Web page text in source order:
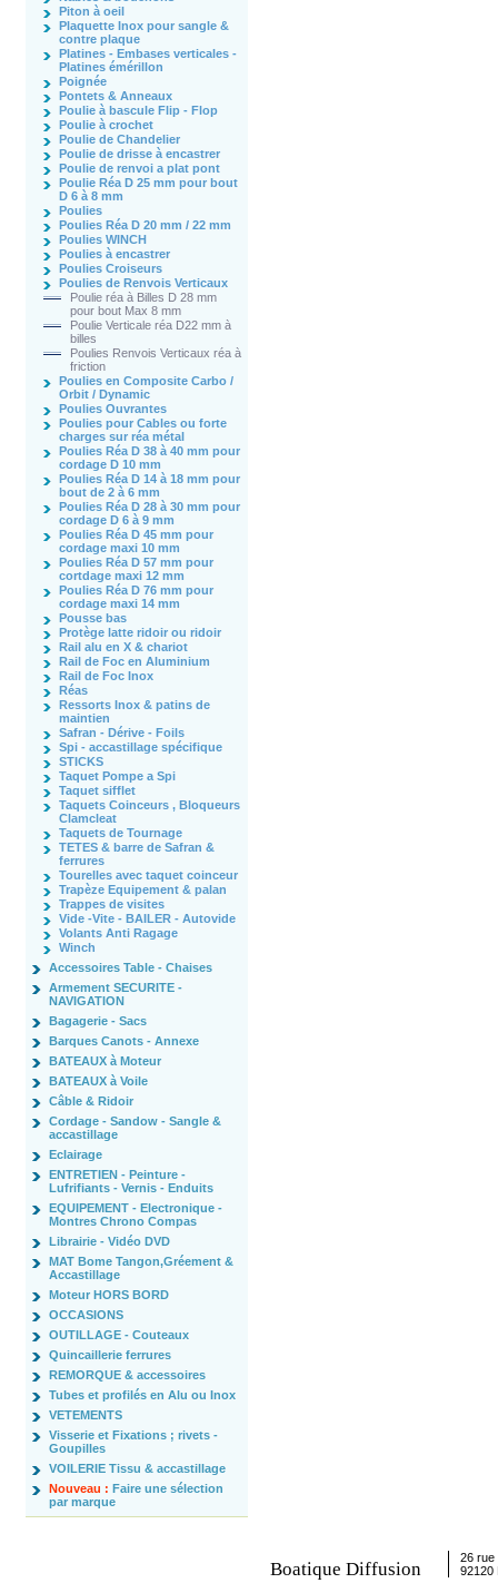
Piton à oeil
Plaquette Inox pour sangle &
contre plaque
Platines - Embases verticales -
Platines émérillon
Poignée
Pontets & Anneaux
Poulie à bascule Flip - Flop
Poulie à crochet
Poulie de Chandelier
Poulie de drisse à encastrer
Poulie de renvoi a plat pont
Poulie Réa D 25 mm pour bout
D 6 à 8 mm
Poulies
Poulies Réa D 20 mm / 22 mm
Poulies WINCH
Poulies à encastrer
Poulies Croiseurs
Poulies de Renvois Verticaux
Poulie réa à Billes D 28 mm
pour bout Max 8 mm
Poulie Verticale réa D22 mm à
billes
Poulies Renvois Verticaux réa à
friction
Poulies en Composite Carbo /
Orbit / Dynamic
Poulies Ouvrantes
Poulies pour Cables ou forte
charges sur réa métal
Poulies Réa D 38 à 40 mm pour
cordage D 10 mm
Poulies Réa D 14 à 18 mm pour
bout de 2 à 6 mm
Poulies Réa D 28 à 30 mm pour
cordage D 6 à 9 mm
Poulies Réa D 45 mm pour
cordage maxi 10 mm
Poulies Réa D 57 mm pour
cortdage maxi 12 mm
Poulies Réa D 76 mm pour
cordage maxi 14 mm
Pousse bas
Protège latte ridoir ou ridoir
Rail alu en X & chariot
Rail de Foc en Aluminium
Rail de Foc Inox
Réas
Ressorts Inox & patins de
maintien
Safran - Dérive - Foils
Spi - accastillage spécifique
STICKS
Taquet Pompe a Spi
Taquet sifflet
Taquets Coinceurs , Bloqueurs
Clamcleat
Taquets de Tournage
TETES & barre de Safran &
ferrures
Tourelles avec taquet coinceur
Trapèze Equipement & palan
Trappes de visites
Vide -Vite - BAILER - Autovide
Volants Anti Ragage
Winch
Accessoires Table - Chaises
Armement SECURITE -
NAVIGATION
Bagagerie - Sacs
Barques Canots - Annexe
BATEAUX à Moteur
BATEAUX à Voile
Câble & Ridoir
Cordage - Sandow - Sangle &
accastillage
Eclairage
ENTRETIEN - Peinture -
Lufrifiants - Vernis - Enduits
EQUIPEMENT - Electronique -
Montres Chrono Compas
Librairie - Vidéo DVD
MAT Bome Tangon,Gréement &
Accastillage
Moteur HORS BORD
OCCASIONS
OUTILLAGE - Couteaux
Quincaillerie ferrures
REMORQUE & accessoires
Tubes et profilés en Alu ou Inox
VETEMENTS
Visserie et Fixations ; rivets -
Goupilles
VOILERIE Tissu & accastillage
Nouveau : Faire une sélection
par marque
Boatique Diffusion
26 rue
92120